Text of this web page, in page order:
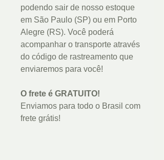
podendo sair de nosso estoque
em São Paulo (SP) ou em Porto
Alegre (RS). Você poderá
acompanhar o transporte através
do código de rastreamento que
enviaremos para você!
O frete é GRATUITO!
Enviamos para todo o Brasil com
frete grátis!